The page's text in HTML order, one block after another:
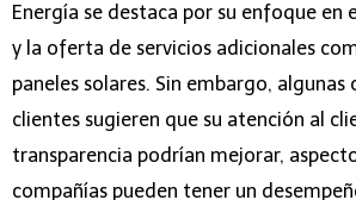
Energía se destaca por su enfoque en
y la oferta de servicios adicionales
paneles solares. Sin embargo, algunas
clientes sugieren que su atención al
transparencia podrían mejorar,
compañías pueden tener un